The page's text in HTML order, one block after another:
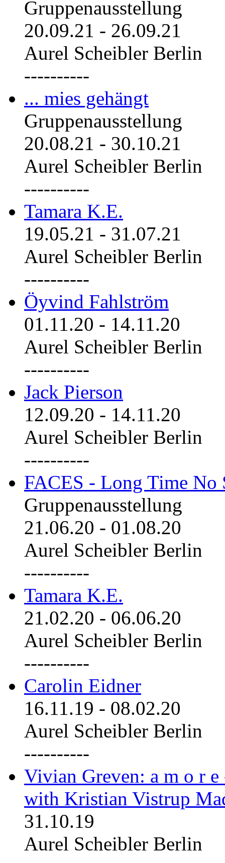
Gruppenausstellung
20.09.21 - 26.09.21
Aurel Scheibler Berlin
----------
... mies gehängt
Gruppenausstellung
20.08.21 - 30.10.21
Aurel Scheibler Berlin
----------
Tamara K.E.
19.05.21 - 31.07.21
Aurel Scheibler Berlin
----------
Öyvind Fahlström
01.11.20 - 14.11.20
Aurel Scheibler Berlin
----------
Jack Pierson
12.09.20 - 14.11.20
Aurel Scheibler Berlin
----------
FACES - Long Time No
Gruppenausstellung
21.06.20 - 01.08.20
Aurel Scheibler Berlin
----------
Tamara K.E.
21.02.20 - 06.06.20
Aurel Scheibler Berlin
----------
Carolin Eidner
16.11.19 - 08.02.20
Aurel Scheibler Berlin
----------
Vivian Greven: a m o r
with Kristian Vistrup
31.10.19
Aurel Scheibler Berlin